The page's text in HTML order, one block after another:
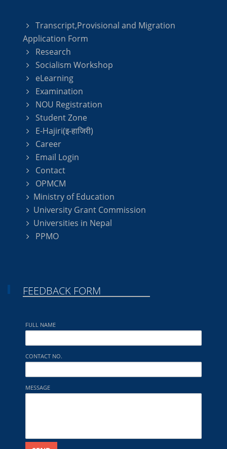
Transcript,Provisional and Migration
Application Form
Research
Socialism Workshop
eLearning
Examination
NOU Registration
Student Zone
E-Hajiri(इ-हाजिरी)
Career
Email Login
Contact
OPMCM
Ministry of Education
University Grant Commission
Universities in Nepal
PPMO
FEEDBACK FORM
FULL NAME
CONTACT NO.
MESSAGE